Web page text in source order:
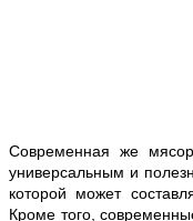
Современная же
универсальным и
которой может
Кроме того,